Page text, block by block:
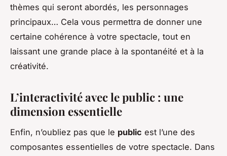
thèmes qui seront abordés, les personnages
principaux… Cela vous permettra de donner une
certaine cohérence à votre spectacle, tout en
laissant une grande place à la spontanéité et à la
créativité.
L’interactivité avec le public : une
dimension essentielle
Enfin, n’oubliez pas que le public est l’une des
composantes essentielles de votre spectacle. Dans